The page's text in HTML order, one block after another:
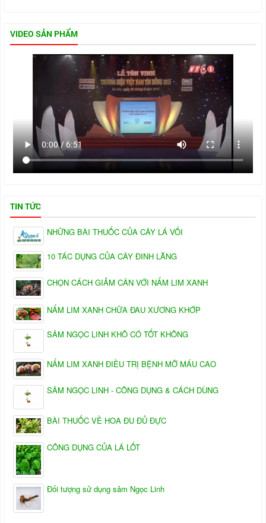
VIDEO SẢN PHẨM
TIN TỨC
NHỮNG BÀI THUỐC CỦA CÂY LÁ VỐI
10 TÁC DỤNG CỦA CÂY ĐINH LĂNG
CHỌN CÁCH GIẢM CÂN VỚI NẤM LIM XANH
NẤM LIM XANH CHỮA ĐAU XƯƠNG KHỚP
SÂM NGỌC LINH KHÔ CÓ TỐT KHÔNG
NẤM LIM XANH ĐIỀU TRỊ BỆNH MỠ MÁU CAO
SÂM NGỌC LINH - CÔNG DỤNG & CÁCH DÙNG
BÀI THUỐC VỀ HOA ĐU ĐỦ ĐỰC
CÔNG DỤNG CỦA LÁ LỐT
Đối tượng sử dụng sâm Ngọc Linh